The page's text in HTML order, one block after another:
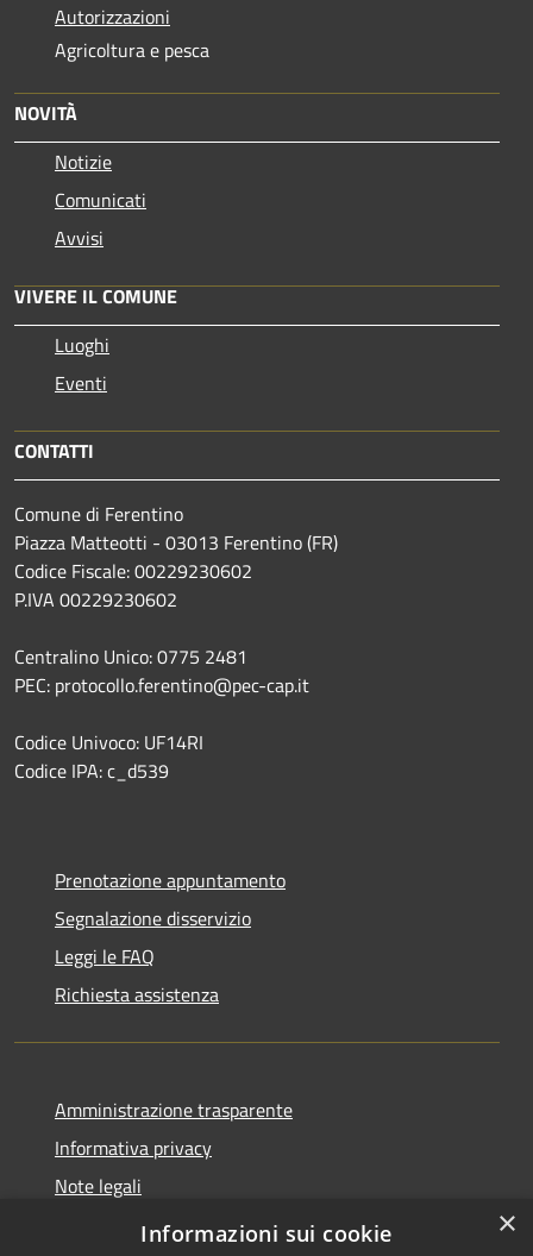
Autorizzazioni
Agricoltura e pesca
NOVITÀ
Notizie
Comunicati
Avvisi
VIVERE IL COMUNE
Luoghi
Eventi
CONTATTI
Comune di Ferentino
Piazza Matteotti - 03013 Ferentino (FR)
Codice Fiscale: 00229230602
P.IVA 00229230602
Centralino Unico: 0775 2481
PEC: protocollo.ferentino@pec-cap.it
Codice Univoco: UF14RI
Codice IPA: c_d539
Prenotazione appuntamento
Segnalazione disservizio
Leggi le FAQ
Richiesta assistenza
Amministrazione trasparente
Informativa privacy
Note legali
Dichiarazione di accessibilità
×
Informazioni sui cookie